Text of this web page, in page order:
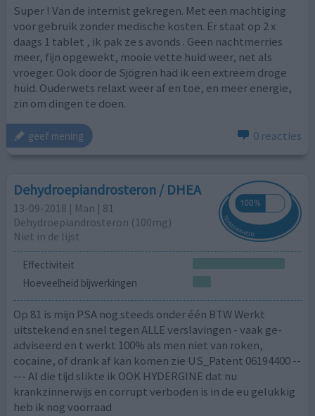
Super ! Van de internist gekregen. Met een machtiging
voor gebruik zonder medische kosten. Er staat op 2 x
daags 1 tablet , ik pak ze s avonds . Geen nachtmerries
meer, fijn opgewekt, mooie vette huid weer, net als
vroeger. Ook door de Sjögren had ik een extreem droge
huid. Ouderwets relaxt weer af en toe, en meer energie,
zin om dingen te doen.
geef mening 0 reacties
Dehydroepiandrosteron / DHEA
13-09-2018 | Man | 81
Dehydroepiandrosteron (100mg)
Niet in de lijst
Effectiviteit
Hoeveelheid bijwerkingen
Op 81 is mijn PSA nog steeds onder één BTW Werkt
uitstekend en snel tegen ALLE verslavingen - vaak ge-
adviseerd en t werkt 100% als men niet van roken,
cocaine, of drank af kan komen zie US_Patent 06194400 --
--- Al die tijd slikte ik OOK HYDERGINE dat nu
krankzinnerwijs en corrupt verboden is in de eu gelukkig
heb ik nog voorraad